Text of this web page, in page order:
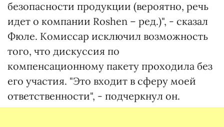
безопасности продукции (вероятно, речь
идет о компании Roshen – ред.)", - сказал
Фюле. Комиссар исключил возможность
того, что дискуссия по
компенсационному пакету проходила без
его участия. "Это входит в сферу моей
ответственности", - подчеркнул он.